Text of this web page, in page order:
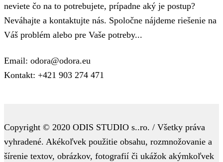
neviete čo na to potrebujete, prípadne aký je postup?
Neváhajte a kontaktujte nás. Spoločne nájdeme riešenie na
Váš problém alebo pre Vaše potreby...
Email: odora@odora.eu
Kontakt: +421 903 274 471
Copyright © 2020 ODIS STUDIO s..ro. / Všetky práva
vyhradené. Akékoľvek použitie obsahu, rozmnožovanie a
šírenie textov, obrázkov, fotografií či ukážok akýmkoľvek